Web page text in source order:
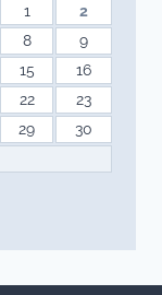
1
2
8
9
15
16
22
23
29
30